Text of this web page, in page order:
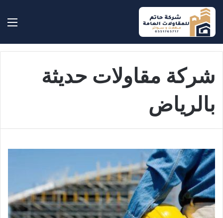
بحث
شركة مقاولات حديثة
بالرياض